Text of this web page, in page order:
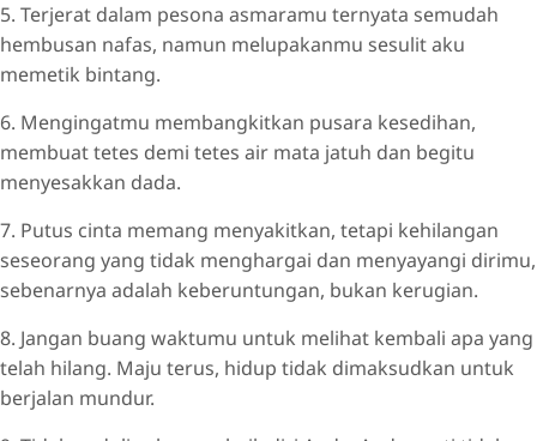
5. Terjerat dalam pesona asmaramu ternyata semudah
hembusan nafas, namun melupakanmu sesulit aku
memetik bintang.
6. Mengingatmu membangkitkan pusara kesedihan,
membuat tetes demi tetes air mata jatuh dan begitu
menyesakkan dada.
7. Putus cinta memang menyakitkan, tetapi kehilangan
seseorang yang tidak menghargai dan menyayangi dirimu,
sebenarnya adalah keberuntungan, bukan kerugian.
8. Jangan buang waktumu untuk melihat kembali apa yang
telah hilang. Maju terus, hidup tidak dimaksudkan untuk
berjalan mundur.